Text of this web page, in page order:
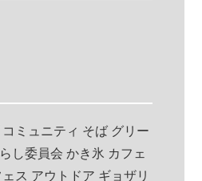
コミュニティ そば グリー
し委員会 かき氷 カフェ
ス アウトドア ギョザリ